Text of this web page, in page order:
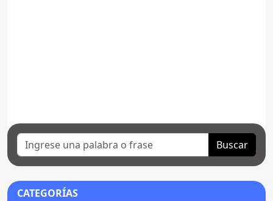
Buscar
CATEGORÍAS